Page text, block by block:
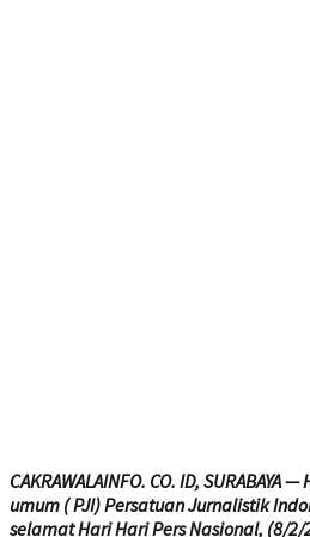
CAKRAWALAINFO. CO. ID,
umum ( PJI) Persatuan Jurnalistik
selamat Hari Hari Pers Nasional, (8/2/